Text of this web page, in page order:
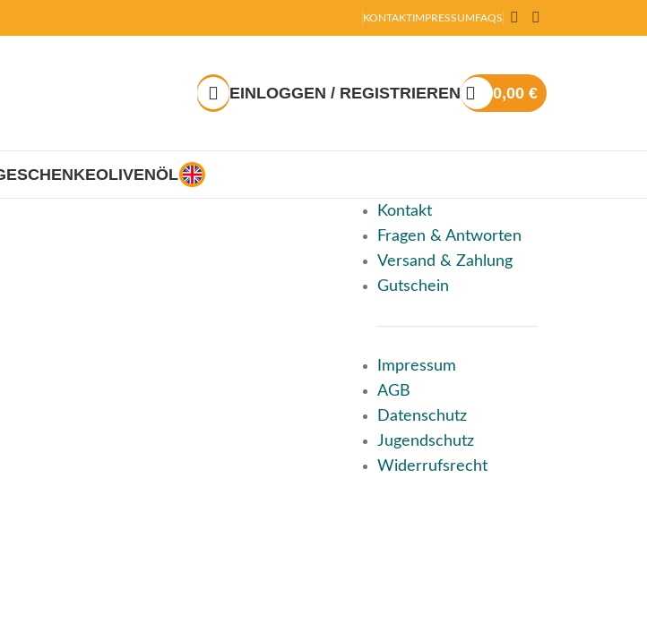
KONTAKTIMPRESSUMFAQS
EINLOGGEN / REGISTRIEREN 0,00 €
OLIVENÖL
Kontakt
Fragen & Antworten
Versand & Zahlung
Gutschein
Impressum
AGB
Datenschutz
Jugendschutz
Widerrufsrecht